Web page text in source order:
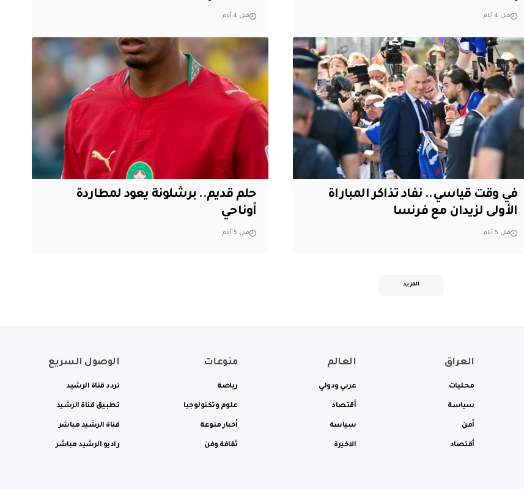
قبل 4 أيام قبل 4 أيام
في وقت قياسي.. نفاد تذاكر المباراة
الأولى لزيدان مع فرنسا
قبل 5 أيام
حلم قديم.. برشلونة يعود لمطاردة
أوناحي
قبل 5 أيام
المزيد
العراق
محليات
سياسة
أمن
أقتصاد
العالم
عربي ودولي
أقتصاد
سياسة
الاخيرة
منوعات
رياضة
علوم وتكنولوجيا
أخبار منوعة
ثقافة وفن
الوصول السريع
تردد قناة الرشيد
تطبيق قناة الرشيد
قناة الرشيد مباشر
راديو الرشيد مباشر